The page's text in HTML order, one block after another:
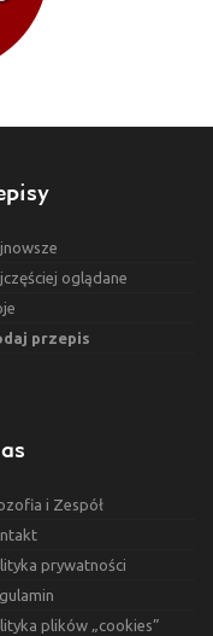
oglądane
przepis
i Zespół
prywatności
plików „cookies”